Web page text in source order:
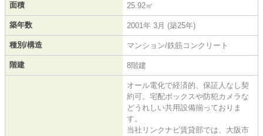
面積 25.92㎡
築年数 2001年 3月 (築25年)
種別/構造 マンション/鉄筋コンクリート
階建 8階建
オール電化で経済的、保証人なし契
約可。宅配ボックスや防犯カメラな
どうれしい共用設備揃っておりま
す。
当社リンクナビ賃貸部では、大阪市